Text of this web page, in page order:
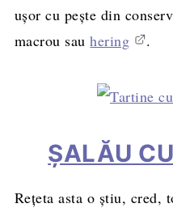
ușor cu pește din
macrou sauhering .
ȘALĂU
Rețeta asta o știu, cred,